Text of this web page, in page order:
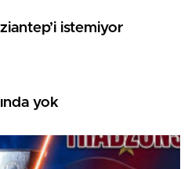
istemiyor
yok